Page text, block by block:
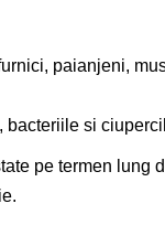
paianjeni,
bacteriile si
pe termen lung